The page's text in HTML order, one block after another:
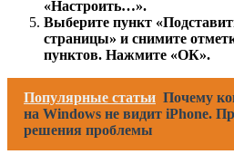
«Настроить…».
Выберите пункт
страницы» и снимите
пунктов. Нажмите «ОК».
Популярные статьи Почему
на Windows не видит iPhone.
решения проблемы